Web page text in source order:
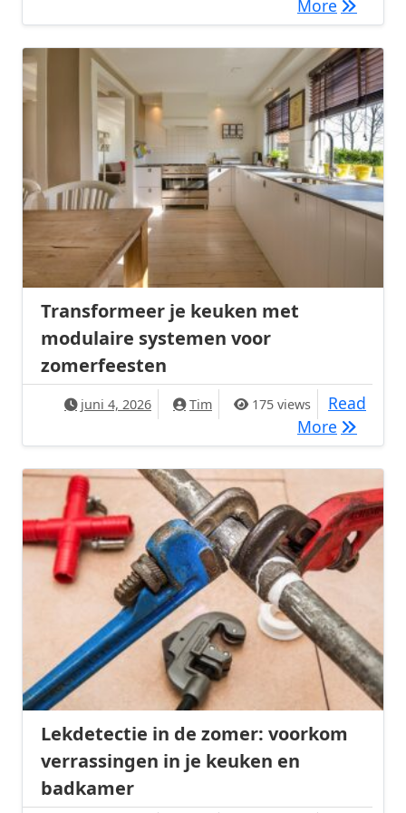
More
Transformeer je keuken met
modulaire systemen voor
zomerfeesten
juni 4, 2026 Tim 175 views
Read
More
Lekdetectie in de zomer: voorkom
verrassingen in je keuken en
badkamer